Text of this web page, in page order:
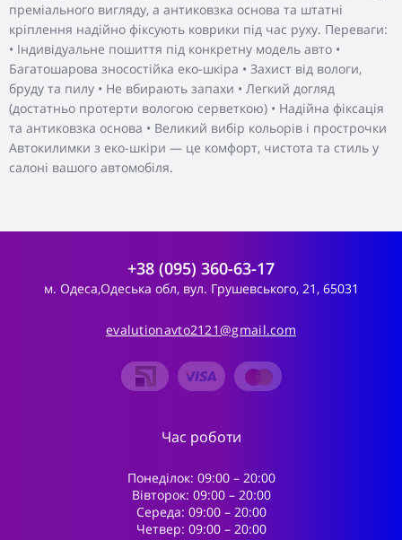
преміального вигляду, а антиковзка основа та штатні
кріплення надійно фіксують коврики під час руху. Переваги:
• Індивідуальне пошиття під конкретну модель авто •
Багатошарова зносостійка еко-шкіра • Захист від вологи,
бруду та пилу • Не вбирають запахи • Легкий догляд
(достатньо протерти вологою серветкою) • Надійна фіксація
та антиковзка основа • Великий вибір кольорів і прострочки
Автокилимки з еко-шкіри — це комфорт, чистота та стиль у
салоні вашого автомобіля.
+38 (095) 360-63-17
м. Одеса,Одеська обл, вул. Грушевського, 21, 65031
evalutionavto2121@gmail.com
Час роботи
Понеділок: 09:00 – 20:00
Вівторок: 09:00 – 20:00
Середа: 09:00 – 20:00
Четвер: 09:00 – 20:00